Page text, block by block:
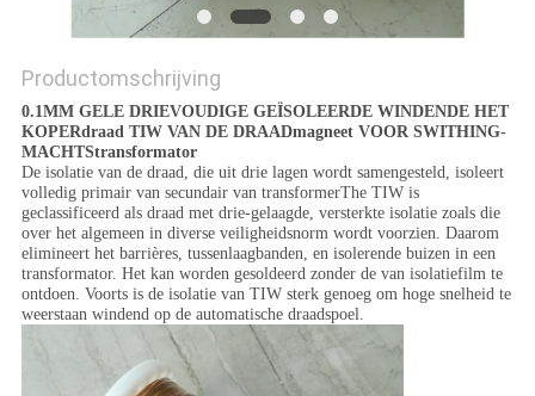
Productomschrijving
0.1MM GELE DRIEVOUDIGE GEÏSOLEERDE WINDENDE HET
KOPERdraad TIW VAN DE DRAADmagneet VOOR SWITHING-
MACHTStransformator
De isolatie van de draad, die uit drie lagen wordt samengesteld, isoleert
volledig primair van secundair van transformerThe TIW is
geclassificeerd als draad met drie-gelaagde, versterkte isolatie zoals die
over het algemeen in diverse veiligheidsnorm wordt voorzien. Daarom
elimineert het barrières, tussenlaagbanden, en isolerende buizen in een
transformator. Het kan worden gesoldeerd zonder de van isolatiefilm te
ontdoen. Voorts is de isolatie van TIW sterk genoeg om hoge snelheid te
weerstaan windend op de automatische draadspoel.